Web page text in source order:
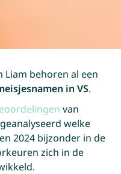
Liam behoren al een
in VS.
van
welke
2024 bijzonder in de
zich in de